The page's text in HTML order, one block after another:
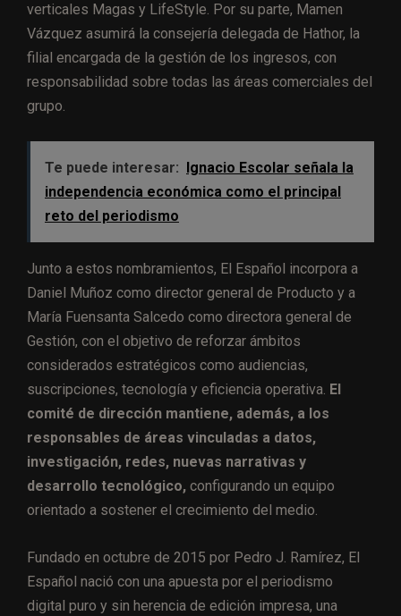
verticales Magas y LifeStyle. Por su parte, Mamen
Vázquez asumirá la consejería delegada de Hathor, la
filial encargada de la gestión de los ingresos, con
responsabilidad sobre todas las áreas comerciales del
grupo.
Te puede interesar: Ignacio Escolar señala la
independencia económica como el principal
reto del periodismo
Junto a estos nombramientos, El Español incorpora a
Daniel Muñoz como director general de Producto y a
María Fuensanta Salcedo como directora general de
Gestión, con el objetivo de reforzar ámbitos
considerados estratégicos como audiencias,
suscripciones, tecnología y eficiencia operativa. El
comité de dirección mantiene, además, a los
responsables de áreas vinculadas a datos,
investigación, redes, nuevas narrativas y
desarrollo tecnológico, configurando un equipo
orientado a sostener el crecimiento del medio.
Fundado en octubre de 2015 por Pedro J. Ramírez, El
Español nació con una apuesta por el periodismo
digital puro y sin herencia de edición impresa, una